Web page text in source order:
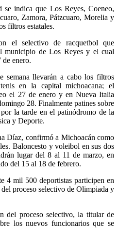
indica que Los Reyes, Coeneo,
Zamora, Pátzcuaro, Morelia y
filtros estatales.
el selectivo de racquetbol que
municipio de Los Reyes y el cual
enero.
semana llevarán a cabo los filtros
en la capital michoacana; el
el 27 de enero y en Nueva Italia
28. Finalmente patines sobre
la tarde en el patinódromo de la
y Deporte.
Díaz, confirmó a Michoacán como
Baloncesto y voleibol en sus dos
lugar del 8 al 11 de marzo, en
del 15 al 18 de febrero.
4 mil 500 deportistas participen en
proceso selectivo de Olimpiada y
del proceso selectivo, la titular de
los nuevos funcionarios que se